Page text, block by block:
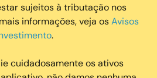
sujeitos à tributação nos
informações, veja osAvisos
.
cuidadosamente os ativos